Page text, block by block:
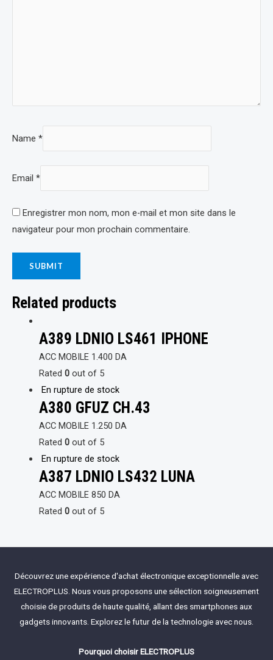
Name *
Email *
Enregistrer mon nom, mon e-mail et mon site dans le
navigateur pour mon prochain commentaire.
Related products
A389 LDNIO LS461 IPHONE
ACC MOBILE 1.400 DA
Rated 0out of 5
En rupture de stock
A380 GFUZ CH.43
ACC MOBILE 1.250 DA
Rated 0out of 5
En rupture de stock
A387 LDNIO LS432 LUNA
ACC MOBILE 850 DA
Rated 0out of 5
Découvrez une expérience d'achat électronique exceptionnelle avec
ELECTROPLUS. Nous vous proposons une sélection soigneusement
choisie de produits de haute qualité, allant des smartphones aux
gadgets innovants. Explorez le futur de la technologie avec nous.
Pourquoi choisir ELECTROPLUS